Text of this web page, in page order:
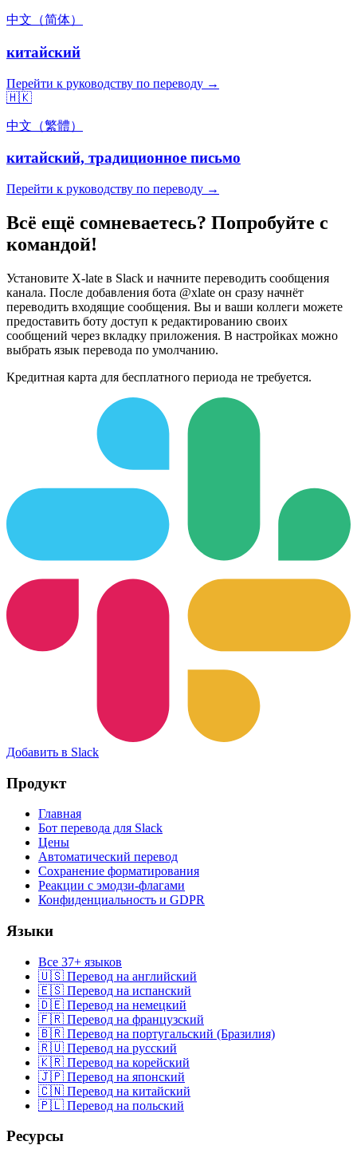
中文（简体）
китайский
Перейти к руководству по переводу →
🇭🇰
中文（繁體）
китайский, традиционное письмо
Перейти к руководству по переводу →
Всё ещё сомневаетесь? Попробуйте с
командой!
Установите X-late в Slack и начните переводить сообщения
канала. После добавления бота @xlate он сразу начнёт
переводить входящие сообщения. Вы и ваши коллеги можете
предоставить боту доступ к редактированию своих
сообщений через вкладку приложения. В настройках можно
выбрать язык перевода по умолчанию.
Кредитная карта для бесплатного периода не требуется.
Добавить в Slack
Продукт
Главная
Бот перевода для Slack
Цены
Автоматический перевод
Сохранение форматирования
Реакции с эмодзи-флагами
Конфиденциальность и GDPR
Языки
Все 37+ языков
🇺🇸 Перевод на английский
🇪🇸 Перевод на испанский
🇩🇪 Перевод на немецкий
🇫🇷 Перевод на французский
🇧🇷 Перевод на португальский (Бразилия)
🇷🇺 Перевод на русский
🇰🇷 Перевод на корейский
🇯🇵 Перевод на японский
🇨🇳 Перевод на китайский
🇵🇱 Перевод на польский
Ресурсы